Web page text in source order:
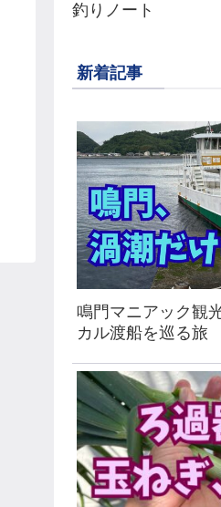
釣りノート
新着記事
鳴門マニアック観
カル渡船を巡る旅